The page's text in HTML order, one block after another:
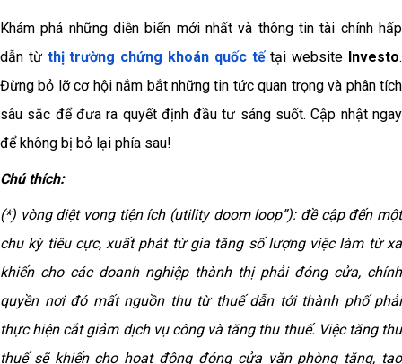
Khám phá những diễn biến mới nhất và thông tin tài chính hấp
dẫn từ thị trường chứng khoán quốc tếtại website Investo.
Đừng bỏ lỡ cơ hội nắm bắt những tin tức quan trọng và phân tích
sâu sắc để đưa ra quyết định đầu tư sáng suốt. Cập nhật ngay
để không bị bỏ lại phía sau!
Chú thích:
(*) vòng diệt vong tiện ích (utility doom loop”): đề cập đến một
chu kỳ tiêu cực, xuất phát từ gia tăng số lượng việc làm từ xa
khiến cho các doanh nghiệp thành thị phải đóng cửa, chính
quyền nơi đó mất nguồn thu từ thuế dẫn tới thành phố phải
thực hiện cắt giảm dịch vụ công và tăng thu thuế. Việc tăng thu
thuế sẽ khiến cho hoạt động đóng cửa văn phòng tăng, tạo